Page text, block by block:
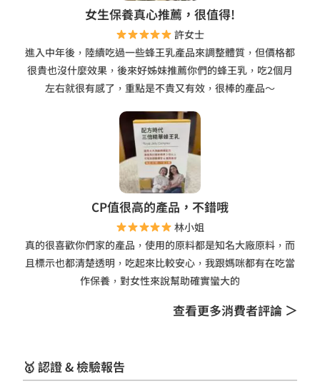
女生保養真心推薦，很值得!
許女士
進入中年後，陸續吃過一些蜂王乳產品來調整體質，但價格都
很貴也沒什麼效果，後來好姊妹推薦你們的蜂王乳，吃2個月
左右就很有感了，重點是不貴又有效，很棒的產品～
CP值很高的產品，不錯哦
林小姐
真的很喜歡你們家的產品，使用的原料都是知名大廠原料，而
且標示也都清楚透明，吃起來比較安心，我跟媽咪都有在吃當
作保養，對女性來說幫助確實蠻大的
查看更多消費者評論 ＞
🥇 認證 & 檢驗報告